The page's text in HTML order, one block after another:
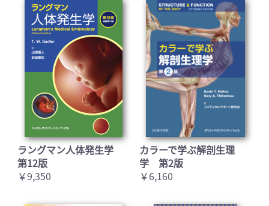
ラングマン人体発生学
第12版
￥9,350
カラーで学ぶ解剖生理
学 第2版
￥6,160